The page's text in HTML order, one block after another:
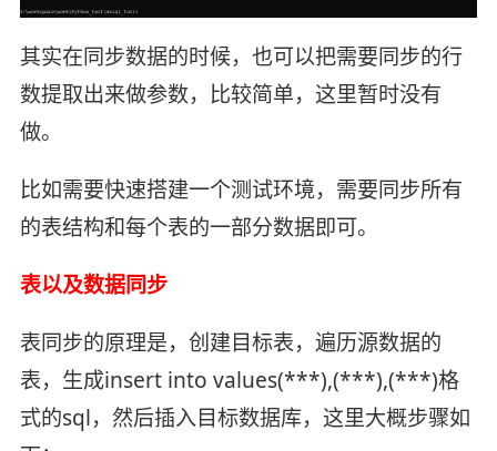
其实在同步数据的时候，也可以把需要同步的行
数提取出来做参数，比较简单，这里暂时没有
做。
比如需要快速搭建一个测试环境，需要同步所有
的表结构和每个表的一部分数据即可。
表以及数据同步
表同步的原理是，创建目标表，遍历源数据的
表，生成insert into values(***),(***),(***)格
式的sql，然后插入目标数据库，这里大概步骤如